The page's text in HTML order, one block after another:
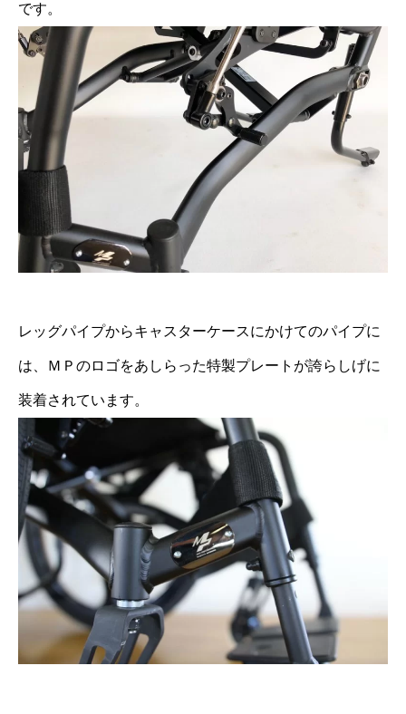
です。
レッグパイプからキャスターケースにかけてのパイプに
は、ＭＰのロゴをあしらった特製プレートが誇らしげに
装着されています。